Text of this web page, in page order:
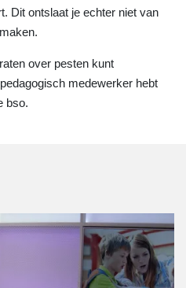
Dit ontslaat je echter niet van
over pesten kunt
medewerker hebt
bso.